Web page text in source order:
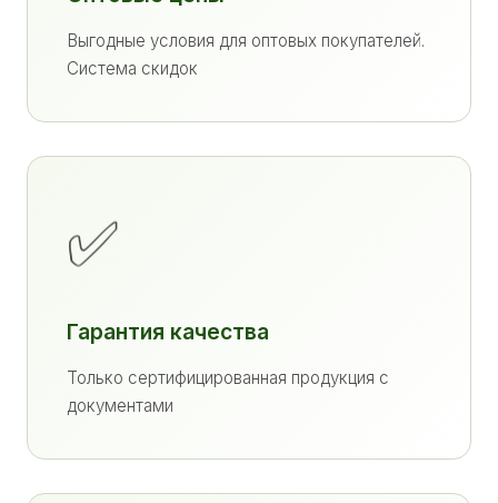
Выгодные условия для оптовых покупателей.
Система скидок
✅
Гарантия качества
Только сертифицированная продукция с
документами